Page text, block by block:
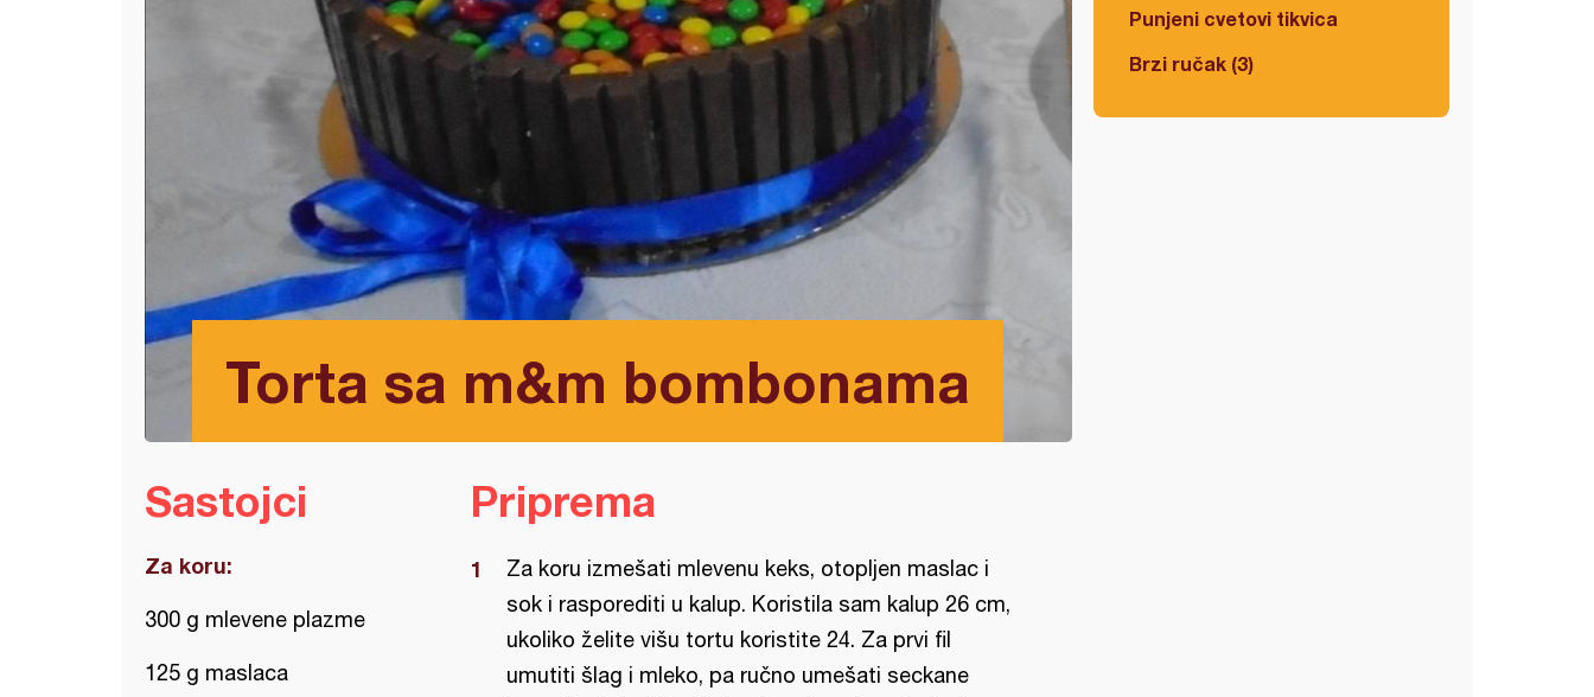
Torta sa m&m bombonama
Punjeni cvetovi tikvica
Brzi ručak (3)
Sastojci
Za koru:
300 g mlevene plazme
125 g maslaca
Priprema
Za koru izmešati mlevenu keks, otopljen maslac i
sok i rasporediti u kalup. Koristila sam kalup 26 cm,
ukoliko želite višu tortu koristite 24. Za prvi fil
umutiti šlag i mleko, pa ručno umešati seckane